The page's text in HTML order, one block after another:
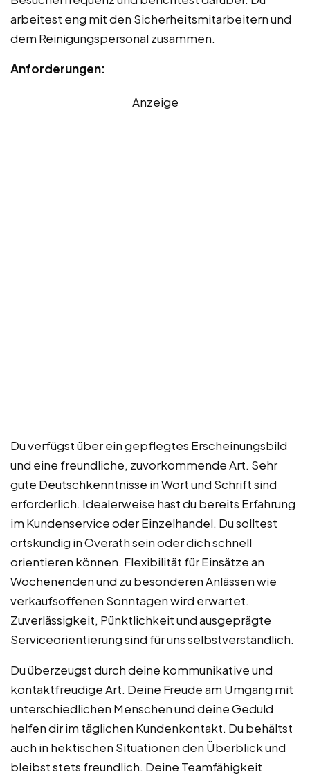
arbeitest eng mit den Sicherheitsmitarbeitern und
dem Reinigungspersonal zusammen.
Anforderungen:
Anzeige
Du verfügst über ein gepflegtes Erscheinungsbild
und eine freundliche, zuvorkommende Art. Sehr
gute Deutschkenntnisse in Wort und Schrift sind
erforderlich. Idealerweise hast du bereits Erfahrung
im Kundenservice oder Einzelhandel. Du solltest
ortskundig in Overath sein oder dich schnell
orientieren können. Flexibilität für Einsätze an
Wochenenden und zu besonderen Anlässen wie
verkaufsoffenen Sonntagen wird erwartet.
Zuverlässigkeit, Pünktlichkeit und ausgeprägte
Serviceorientierung sind für uns selbstverständlich.
Du überzeugst durch deine kommunikative und
kontaktfreudige Art. Deine Freude am Umgang mit
unterschiedlichen Menschen und deine Geduld
helfen dir im täglichen Kundenkontakt. Du behältst
auch in hektischen Situationen den Überblick und
bleibst stets freundlich. Deine Teamfähigkeit